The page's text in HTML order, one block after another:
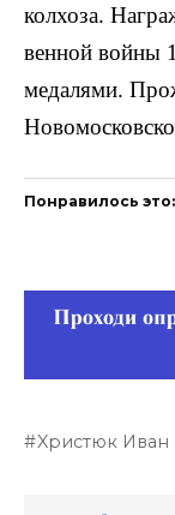
колхоза.
венной войны
медалями.
Понравилось это:
Xристюк Иван